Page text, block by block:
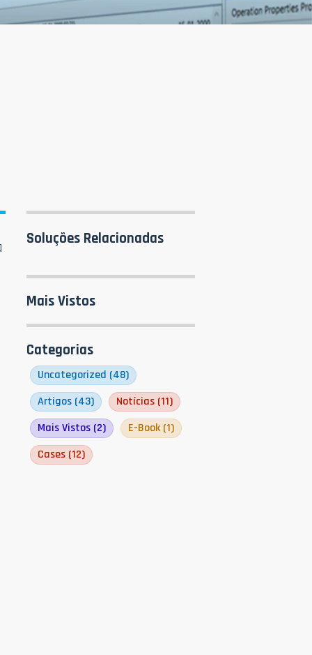
Soluções Relacionadas
Mais Vistos
Categorias
Uncategorized (48)
Artigos (43) Notícias (11)
Mais Vistos (2) E-Book (1)
Cases (12)